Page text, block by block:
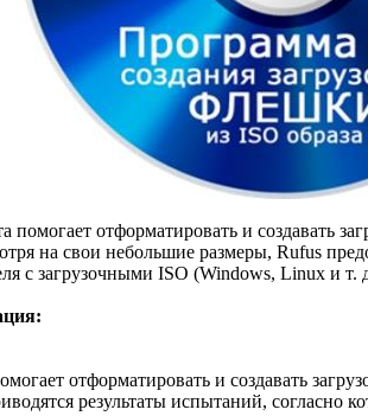
отформатировать и создавать
на свои небольшие размеры, Rufus
с загрузочными ISO (Windows, Linux и
отформатировать и создавать
результаты испытаний, согласно